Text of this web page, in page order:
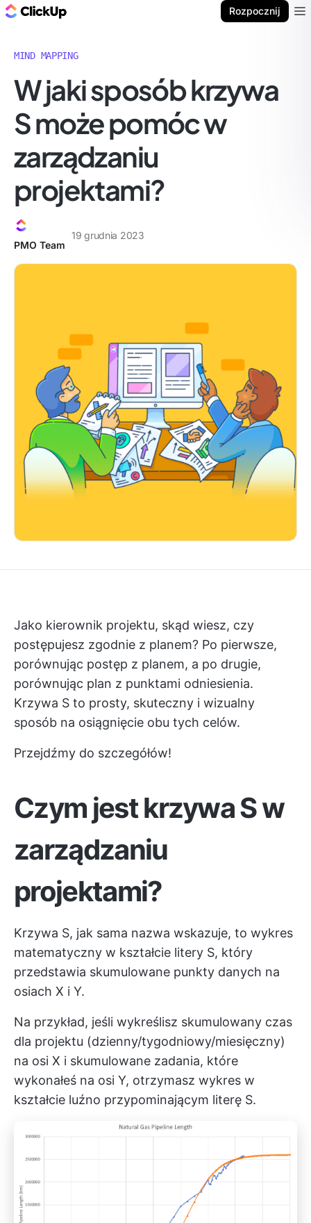
Rozpocznij
MIND MAPPING
W jaki sposób krzywa
S może pomóc w
zarządzaniu
projektami?
PMO Team
19 grudnia 2023
Jako kierownik projektu, skąd wiesz, czy
postępujesz zgodnie z planem? Po pierwsze,
porównując postęp z planem, a po drugie,
porównując plan z punktami odniesienia.
Krzywa S to prosty, skuteczny i wizualny
sposób na osiągnięcie obu tych celów.
Przejdźmy do szczegółów!
Czym jest krzywa S w
zarządzaniu
projektami?
Krzywa S, jak sama nazwa wskazuje, to wykres
matematyczny w kształcie litery S, który
przedstawia skumulowane punkty danych na
osiach X i Y.
Na przykład, jeśli wykreślisz skumulowany czas
dla projektu (dzienny/tygodniowy/miesięczny)
na osi X i skumulowane zadania, które
wykonałeś na osi Y, otrzymasz wykres w
kształcie luźno przypominającym literę S.